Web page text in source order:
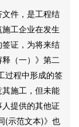
件，是工程结
工企业在发生
证，为将来结
（一）》第二
过程中形成的签
施工，但未能
提供的其他证
(示范文本)》也